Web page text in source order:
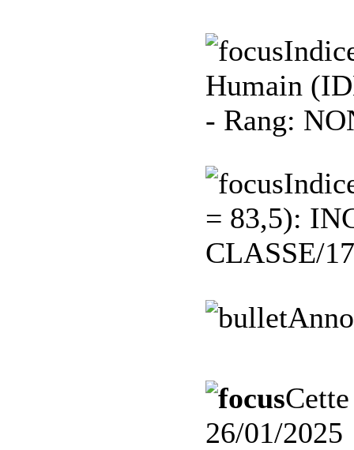
Humain
- Rang:
= 83,5):
CLASSE/
26/01/2025